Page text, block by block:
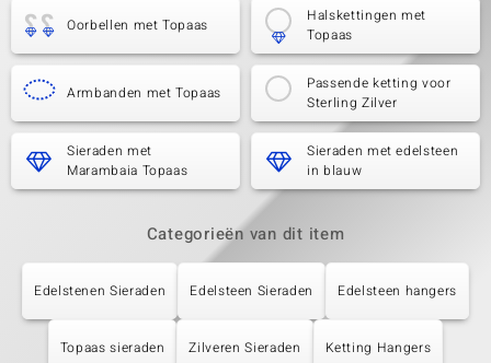
Oorbellen met Topaas
Halskettingen met
Topaas
Armbanden met Topaas
Passende ketting voor
Sterling Zilver
Sieraden met
Marambaia Topaas
Sieraden met edelsteen
in blauw
Categorieën van dit item
Edelstenen Sieraden Edelsteen Sieraden Edelsteen hangers
Topaas sieraden Zilveren Sieraden Ketting Hangers